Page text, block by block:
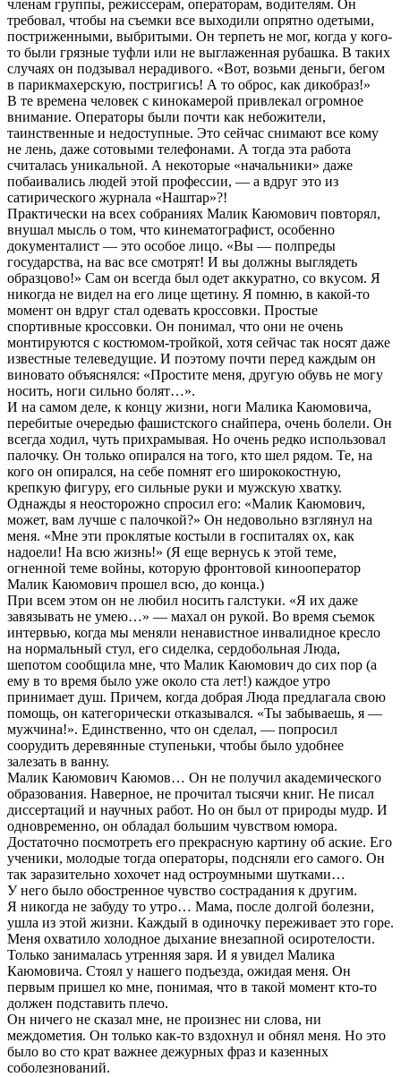
членам группы, режиссерам, операторам, водителям. Он
требовал, чтобы на съемки все выходили опрятно одетыми,
постриженными, выбритыми. Он терпеть не мог, когда у кого-
то были грязные туфли или не выглаженная рубашка. В таких
случаях он подзывал нерадивого. «Вот, возьми деньги, бегом
в парикмахерскую, постригись! А то оброс, как дикобраз!»
В те времена человек с кинокамерой привлекал огромное
внимание. Операторы были почти как небожители,
таинственные и недоступные. Это сейчас снимают все кому
не лень, даже сотовыми телефонами. А тогда эта работа
считалась уникальной. А некоторые «начальники» даже
побаивались людей этой профессии, — а вдруг это из
сатирического журнала «Наштар»?!
Практически на всех собраниях Малик Каюмович повторял,
внушал мысль о том, что кинематографист, особенно
документалист — это особое лицо. «Вы — полпреды
государства, на вас все смотрят! И вы должны выглядеть
образцово!» Сам он всегда был одет аккуратно, со вкусом. Я
никогда не видел на его лице щетину. Я помню, в какой-то
момент он вдруг стал одевать кроссовки. Простые
спортивные кроссовки. Он понимал, что они не очень
монтируются с костюмом-тройкой, хотя сейчас так носят даже
известные телеведущие. И поэтому почти перед каждым он
виновато объяснялся: «Простите меня, другую обувь не могу
носить, ноги сильно болят…».
И на самом деле, к концу жизни, ноги Малика Каюмовича,
перебитые очередью фашистского снайпера, очень болели. Он
всегда ходил, чуть прихрамывая. Но очень редко использовал
палочку. Он только опирался на того, кто шел рядом. Те, на
кого он опирался, на себе помнят его ширококостную,
крепкую фигуру, его сильные руки и мужскую хватку.
Однажды я неосторожно спросил его: «Малик Каюмович,
может, вам лучше с палочкой?» Он недовольно взглянул на
меня. «Мне эти проклятые костыли в госпиталях ох, как
надоели! На всю жизнь!» (Я еще вернусь к этой теме,
огненной теме войны, которую фронтовой кинооператор
Малик Каюмович прошел всю, до конца.)
При всем этом он не любил носить галстуки. «Я их даже
завязывать не умею…» — махал он рукой. Во время съемок
интервью, когда мы меняли ненавистное инвалидное кресло
на нормальный стул, его сиделка, сердобольная Люда,
шепотом сообщила мне, что Малик Каюмович до сих пор (а
ему в то время было уже около ста лет!) каждое утро
принимает душ. Причем, когда добрая Люда предлагала свою
помощь, он категорически отказывался. «Ты забываешь, я —
мужчина!». Единственно, что он сделал, — попросил
соорудить деревянные ступеньки, чтобы было удобнее
залезать в ванну.
Малик Каюмович Каюмов… Он не получил академического
образования. Наверное, не прочитал тысячи книг. Не писал
диссертаций и научных работ. Но он был от природы мудр. И
одновременно, он обладал большим чувством юмора.
Достаточно посмотреть его прекрасную картину об аские. Его
ученики, молодые тогда операторы, подсняли его самого. Он
так заразительно хохочет над остроумными шутками…
У него было обостренное чувство сострадания к другим.
Я никогда не забуду то утро… Мама, после долгой болезни,
ушла из этой жизни. Каждый в одиночку переживает это горе.
Меня охватило холодное дыхание внезапной осиротелости.
Только занималась утренняя заря. И я увидел Малика
Каюмовича. Стоял у нашего подъезда, ожидая меня. Он
первым пришел ко мне, понимая, что в такой момент кто-то
должен подставить плечо.
Он ничего не сказал мне, не произнес ни слова, ни
междометия. Он только как-то вздохнул и обнял меня. Но это
было во сто крат важнее дежурных фраз и казенных
соболезнований.